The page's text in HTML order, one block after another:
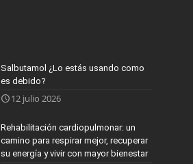
Salbutamol ¿Lo estás usando como
es debido?
12 julio 2026
Rehabilitación cardiopulmonar: un
camino para respirar mejor, recuperar
su energía y vivir con mayor bienestar